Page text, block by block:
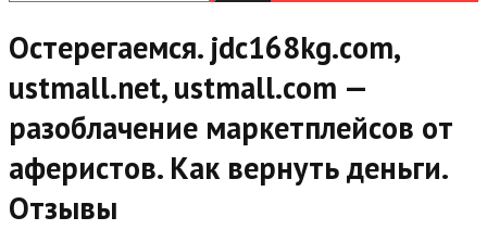
Остерегаемся. jdc168kg.com,
ustmall.net, ustmall.com —
разоблачение маркетплейсов от
аферистов. Как вернуть деньги.
Отзывы